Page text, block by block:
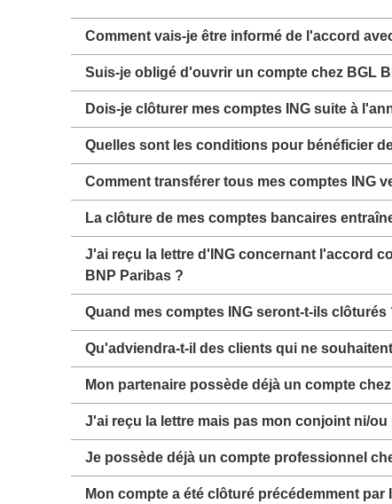
Comment vais-je être informé de l'accord
Suis-je obligé d'ouvrir un compte chez BGL
Dois-je clôturer mes comptes ING suite à
Quelles sont les conditions pour bénéficier
Comment transférer tous mes comptes ING
La clôture de mes comptes bancaires
J'ai reçu la lettre d'ING concernant l'accord
BNP Paribas ?
Qu'adviendra-t-il des clients qui ne
Mon partenaire possède déjà un compte
J'ai reçu la lettre mais pas mon conjoint ni/
Je possède déjà un compte professionnel
Mon compte a été clôturé précédemment